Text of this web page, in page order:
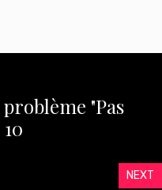
"Pas
NEXT